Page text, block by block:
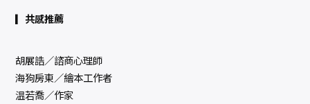
▎共感推薦
胡展誥／諮商心理師
海狗房東／繪本工作者
温若喬／作家